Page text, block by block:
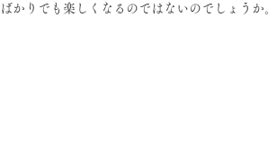
ばかりでも楽しくなるのではないのでしょうか。